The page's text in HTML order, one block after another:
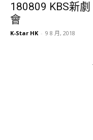
180809 KBS新
會
K-Star HK - 9 8 月, 2018